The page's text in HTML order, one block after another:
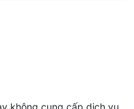
không cung cấp dịch vụ